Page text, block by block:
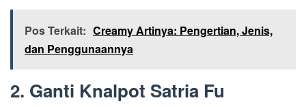
Pos Terkait: Creamy Artinya: Pengertian, Jenis,
dan Penggunaannya
2. Ganti Knalpot Satria Fu